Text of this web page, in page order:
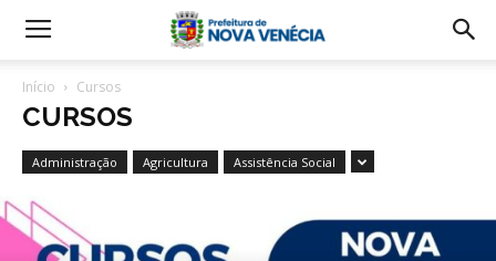
Início Cursos
CURSOS
Administração Agricultura Assistência Social